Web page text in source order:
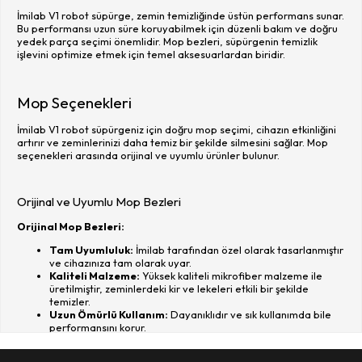
İmilab V1 robot süpürge, zemin temizliğinde üstün performans sunar.
Bu performansı uzun süre koruyabilmek için düzenli bakım ve doğru
yedek parça seçimi önemlidir. Mop bezleri, süpürgenin temizlik
işlevini optimize etmek için temel aksesuarlardan biridir.
Mop Seçenekleri
İmilab V1 robot süpürgeniz için doğru mop seçimi, cihazın etkinliğini
artırır ve zeminlerinizi daha temiz bir şekilde silmesini sağlar. Mop
seçenekleri arasında orijinal ve uyumlu ürünler bulunur.
Orijinal ve Uyumlu Mop Bezleri
Orijinal Mop Bezleri:
Tam Uyumluluk: İmilab tarafından özel olarak tasarlanmıştır
ve cihazınıza tam olarak uyar.
Kaliteli Malzeme: Yüksek kaliteli mikrofiber malzeme ile
üretilmiştir, zeminlerdeki kir ve lekeleri etkili bir şekilde
temizler.
Uzun Ömürlü Kullanım: Dayanıklıdır ve sık kullanımda bile
performansını korur.
Uyumlu Mop Bezleri: